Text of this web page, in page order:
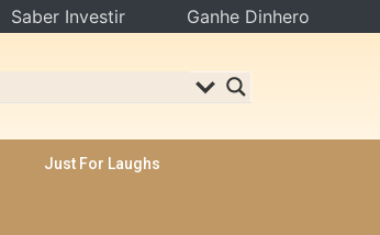
Just For Laughs
Saber Investir Ganhe Dinhero